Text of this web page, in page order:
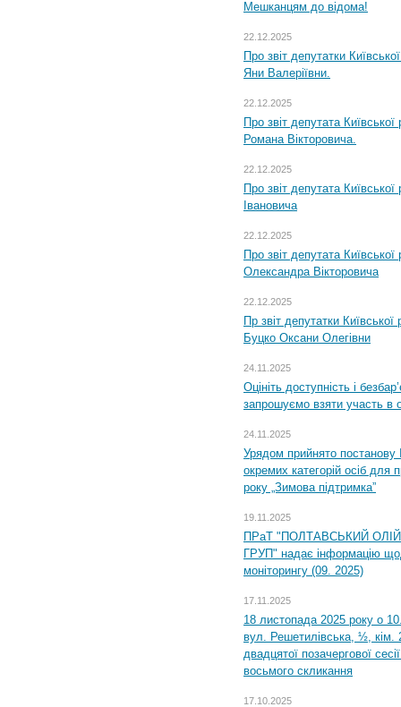
Мешканцям до відома!
22.12.2025
Про звіт депутатки
Яни Валеріївни.
22.12.2025
Про звіт депутата
Романа Вікторовича.
22.12.2025
Про звіт депутата
Івановича
22.12.2025
Про звіт депутата
Олександра Вікторовича
22.12.2025
Пр звіт депутатки
Буцко Оксани Олегівни
24.11.2025
Оцініть доступність і
запрошуємо взяти участь в
24.11.2025
Урядом прийнято постанову
окремих категорій осіб для
року „Зимова підтримка”
19.11.2025
ПРаТ "ПОЛТАВСЬКИЙ
ГРУП" надає інформацію
моніторингу (09. 2025)
17.11.2025
18 листопада 2025 року о
вул. Решетилівська, ½, кім.
двадцятої позачергової
восьмого скликання
17.10.2025